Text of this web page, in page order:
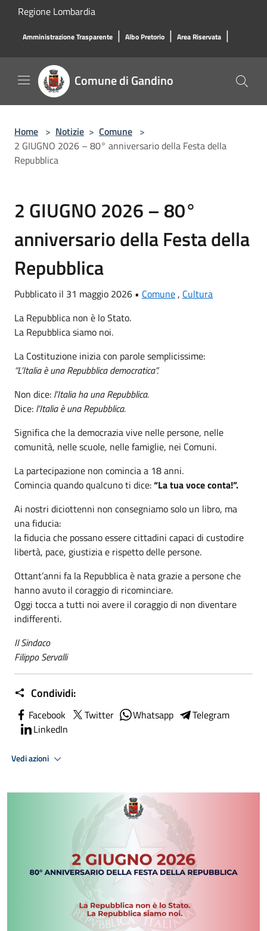
Salta al contenuto principale
Regione Lombardia
Amministrazione Trasparente | Albo Pretorio | Area Riservata |
Comune di Gandino
Home > Notizie > Comune >
2 GIUGNO 2026 – 80° anniversario della Festa della
Repubblica
2 GIUGNO 2026 – 80°
anniversario della Festa della
Repubblica
Pubblicato il 31 maggio 2026 • Comune, Cultura
La Repubblica non è lo Stato.
La Repubblica siamo noi.
La Costituzione inizia con parole semplicissime:
“L’Italia è una Repubblica democratica”.
Non dice: l’Italia ha una Repubblica.
Dice: l’Italia è una Repubblica.
Significa che la democrazia vive nelle persone, nelle
comunità, nelle scuole, nelle famiglie, nei Comuni.
La partecipazione non comincia a 18 anni.
Comincia quando qualcuno ti dice:“La tua voce conta!”.
Ai nostri diciottenni non consegniamo solo un libro, ma
una fiducia:
la fiducia che possano essere cittadini capaci di custodire
libertà, pace, giustizia e rispetto delle persone.
Ottant’anni fa la Repubblica è nata grazie a persone che
hanno avuto il coraggio di ricominciare.
Oggi tocca a tutti noi avere il coraggio di non diventare
indifferenti.
Il Sindaco
Filippo Servalli
Condividi:
Facebook Twitter Whatsapp
Telegram
LinkedIn
Vedi azioni